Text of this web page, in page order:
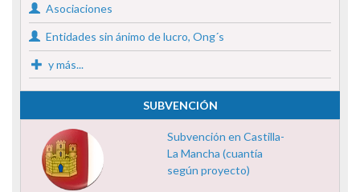
Asociaciones
Entidades sin ánimo de lucro, Ong´s
y más...
SUBVENCIÓN
Subvención en Castilla-
La Mancha (cuantía
según proyecto)